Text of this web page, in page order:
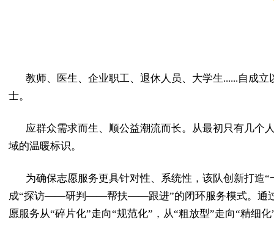
教师、医生、企业职工、退休人员、大学生......自成
士。
应群众需求而生、顺公益潮流而长。从最初只有几个
域的温暖标识。
为确保志愿服务更具针对性、系统性，该队创新打造
成“探访——研判——帮扶——跟进”的闭环服务模式。通过
愿服务从“碎片化”走向“规范化”，从“粗放型”走向“精细